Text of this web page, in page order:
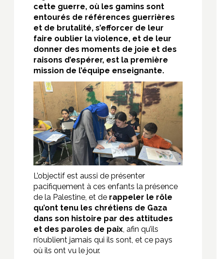
cette guerre, où les gamins sont
entourés de références guerrières
et de brutalité, s’efforcer de leur
faire oublier la violence, et de leur
donner des moments de joie et des
raisons d’espérer, est la première
mission de l’équipe enseignante.
L’objectif est aussi de présenter
pacifiquement à ces enfants la présence
de la Palestine, et de rappeler le rôle
qu’ont tenu les chrétiens de Gaza
dans son histoire par des attitudes
et des paroles de paix, afin qu’ils
n’oublient jamais qui ils sont, et ce pays
où ils ont vu le jour.